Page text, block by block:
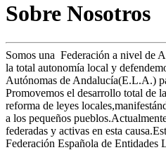
Sobre Nosotros
Somos una Federación a nivel de
la total autonomía local y
Autónomas de Andalucía(E.L.A.)
Promovemos el desarrollo total de
reforma de leyes
a los pequeños
federadas y activas en esta
Federación Española de Entidades